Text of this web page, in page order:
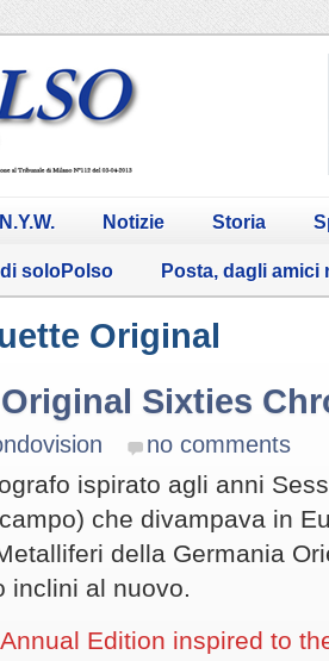
N.Y.W. Notizie Storia
di soloPolso Posta, dagli amici
Original
Sixties
no comments
ispirato agli anni
che divampava in
della Germania
inclini al nuovo.
Edition inspired to